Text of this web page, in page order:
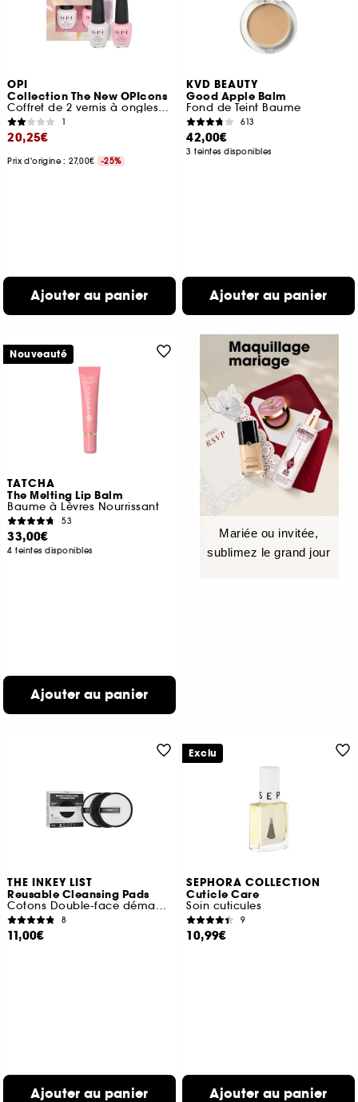
OPI
Collection The New OPIcons
Coffret de 2 vernis à ongles tenue jusqu'à 7 jours
1
20,25€
Prix d'origine : 27,00€ -25%
Ajouter au panier
KVD BEAUTY
Good Apple Balm
Fond de Teint Baume
613
42,00€
3 teintes disponibles
Ajouter au panier
TATCHA
The Melting Lip Balm
Baume à Lèvres Nourrissant
53
33,00€
4 teintes disponibles
Ajouter au panier
Nouveauté
Mariée ou invitée,
sublimez le grand jour
THE INKEY LIST
Reusable Cleansing Pads
Cotons Double-face démaquillants réutilisables
8
11,00€
Ajouter au panier
SEPHORA COLLECTION
Cuticle Care
Soin cuticules
9
10,99€
Ajouter au panier
Exclu